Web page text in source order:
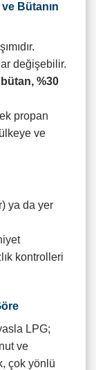
Bütanın
değişebilir.
%30
propan
ve
ya da yer
kontrolleri
LPG;
ve
çok yönlü